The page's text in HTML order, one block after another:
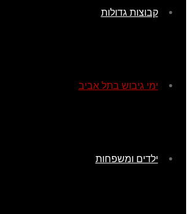
קבוצות גדולות
ימי גיבוש בתל אביב
ילדים ומשפחות